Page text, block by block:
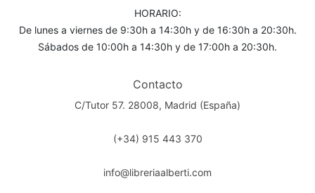
HORARIO:
De lunes a viernes de 9:30h a 14:30h y de 16:30h a 20:30h.
Sábados de 10:00h a 14:30h y de 17:00h a 20:30h.
Contacto
C/Tutor 57. 28008, Madrid (España)
(+34) 915 443 370
info@libreriaalberti.com